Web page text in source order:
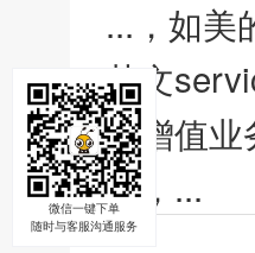
...，如美
英文
营增值
台，...
微信一键下单
随时与客服沟通服务